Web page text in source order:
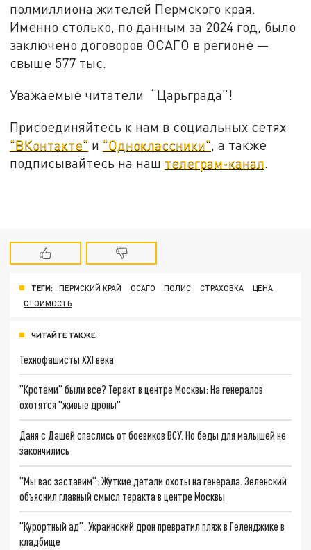
полмиллиона жителей Пермского края.
Именно столько, по данным за 2024 год, было
заключено договоров ОСАГО в регионе —
свыше 577 тыс.
Уважаемые читатели “Царьграда”!
Присоединяйтесь к нам в социальных сетях
"ВКонтакте" и "Одноклассники" , а также
подписывайтесь на наш телеграм-канал
ТЕГИ: ПЕРМСКИЙ КРАЙ ОСАГО ПОЛИС СТРАХОВКА
ЦЕНА
СТОИМОСТЬ
ЧИТАЙТЕ ТАКЖЕ:
Технофашисты XXI века
"Кротами" были все? Теракт в центре Москвы: На генералов
охотятся "живые дроны"
Даня с Дашей спаслись от боевиков ВСУ. Но беды для малышей не
закончились
"Мы вас заставим": Жуткие детали охоты на генерала. Зеленский
объяснил главный смысл теракта в центре Москвы
"Курортный ад": Украинский дрон превратил пляж в Геленджике в
кладбище